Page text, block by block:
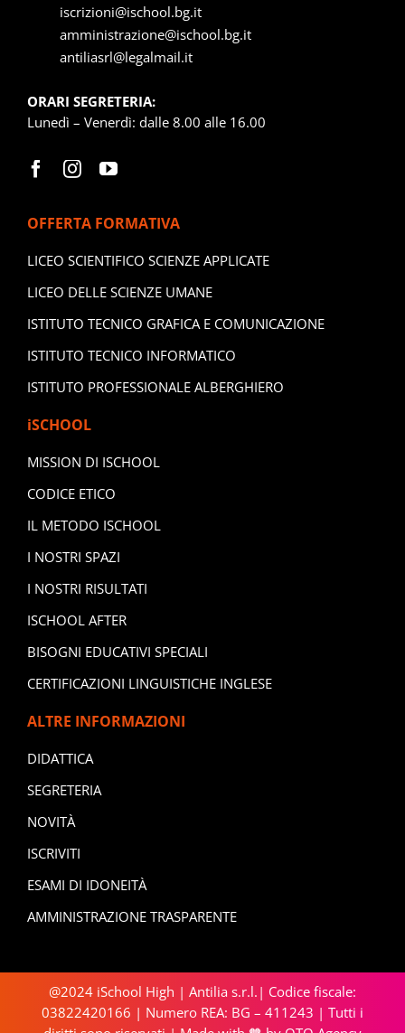
iscrizioni@ischool.bg.it
amministrazione@ischool.bg.it
antiliasrl@legalmail.it
ORARI SEGRETERIA:
Lunedì – Venerdì: dalle 8.00 alle 16.00
OFFERTA FORMATIVA
LICEO SCIENTIFICO SCIENZE APPLICATE
LICEO DELLE SCIENZE UMANE
ISTITUTO TECNICO GRAFICA E COMUNICAZIONE
ISTITUTO TECNICO INFORMATICO
ISTITUTO PROFESSIONALE ALBERGHIERO
iSCHOOL
MISSION DI ISCHOOL
CODICE ETICO
IL METODO ISCHOOL
I NOSTRI SPAZI
I NOSTRI RISULTATI
ISCHOOL AFTER
BISOGNI EDUCATIVI SPECIALI
CERTIFICAZIONI LINGUISTICHE INGLESE
ALTRE INFORMAZIONI
DIDATTICA
SEGRETERIA
NOVITÀ
ISCRIVITI
ESAMI DI IDONEITÀ
AMMINISTRAZIONE TRASPARENTE
@2024 iSchool High | Antilia s.r.l.| Codice fiscale:
03822420166 | Numero REA: BG – 411243 | Tutti i